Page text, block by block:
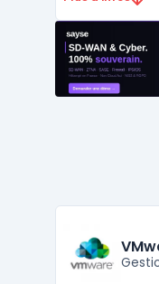
proposée par